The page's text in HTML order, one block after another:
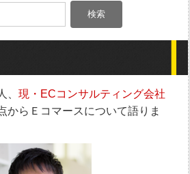
、現・ECコンサルティング会社
からＥコマースについて語りま